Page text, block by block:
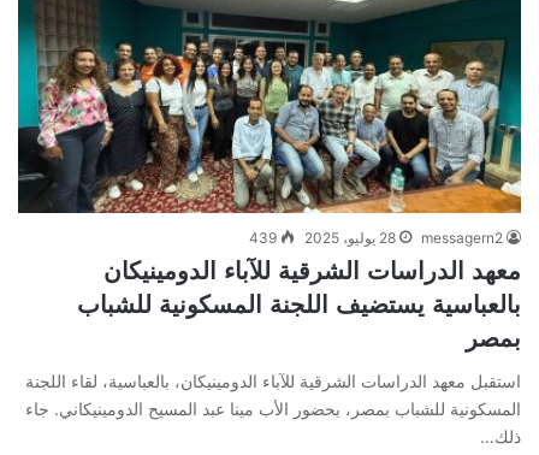
messagern2 28 يوليو، 2025 439
معهد الدراسات الشرقية للآباء الدومينيكان
بالعباسية يستضيف اللجنة المسكونية للشباب
بمصر
استقبل معهد الدراسات الشرقية للآباء الدومينيكان، بالعباسية، لقاء اللجنة
المسكونية للشباب بمصر، بحضور الأب مينا عبد المسيح الدومينيكاني. جاء
ذلك…